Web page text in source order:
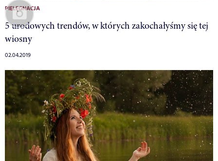
PIELĘGNACJA
5 urodowych trendów, w których zakochałyśmy się tej
wiosny
02.04.2019